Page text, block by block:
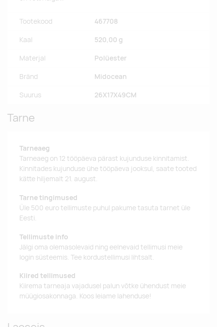
Tootekood 467708
Kaal 520,00 g
Materjal Polüester
Bränd Midocean
Suurus 26X17X49CM
Tarne
Tarneaeg
Tarneaeg on 12 tööpäeva pärast kujunduse kinnitamist.
Kinnitades kujunduse ühe tööpäeva jooksul, saate tooted
kätte hiljemalt 21. august.
Tarne tingimused
Üle 500 euro tellimuste puhul pakume tasuta tarnet üle
Eesti.
Tellimuste info
Jälgi oma olemasolevaid ning eelnevaid tellimusi meie
login süsteemis. Tee kordustellimusi lihtsalt.
Kiired tellimused
Kiirema tarneaja vajadusel palun võtke ühendust meie
müügiosakonnaga. Koos leiame lahenduse!